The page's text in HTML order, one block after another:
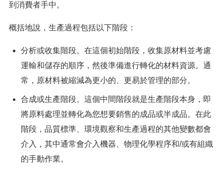
到消費者手中。
概括地說，生產過程包括以下階段：
分析或收集階段。在這個初始階段，收集原材料並考慮
運輸和儲存的順序，然後準備進行轉化的材料資源。通
常，原材料被縮減為更小的、更易於管理的部分。
合成或生產階段。這個中間階段就是生產階段本身，即
將原料處理並轉化為您想要銷售的成品或半成品。在此
階段，品質標準、環境觀察和生產過程的其他變數都會
介入，其中通常會介入機器、物理化學程序和/或有組織
的手動作業。